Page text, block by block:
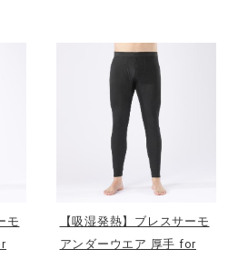
ンス
モ
【吸湿発熱】ブレスサーモ
アンダーウエア 厚手 for